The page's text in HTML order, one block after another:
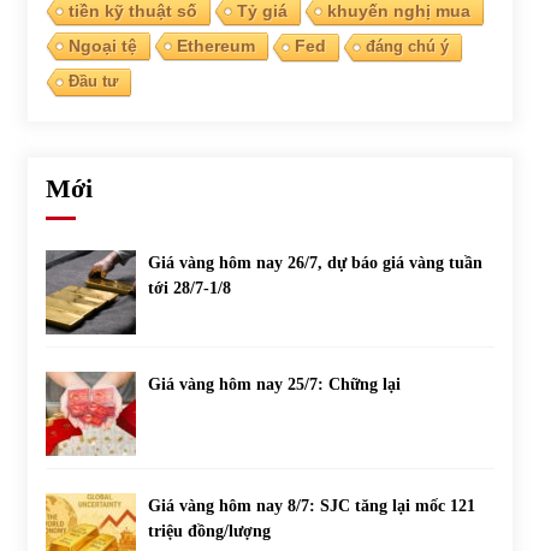
tiền kỹ thuật số Tỷ giá
khuyến nghị mua
Ngoại tệ
Ethereum Fed
đáng chú ý
Đầu tư
Mới
Giá vàng hôm nay 26/7, dự báo giá vàng tuần
tới 28/7-1/8
Giá vàng hôm nay 25/7: Chững lại
Giá vàng hôm nay 8/7: SJC tăng lại mốc 121
triệu đồng/lượng